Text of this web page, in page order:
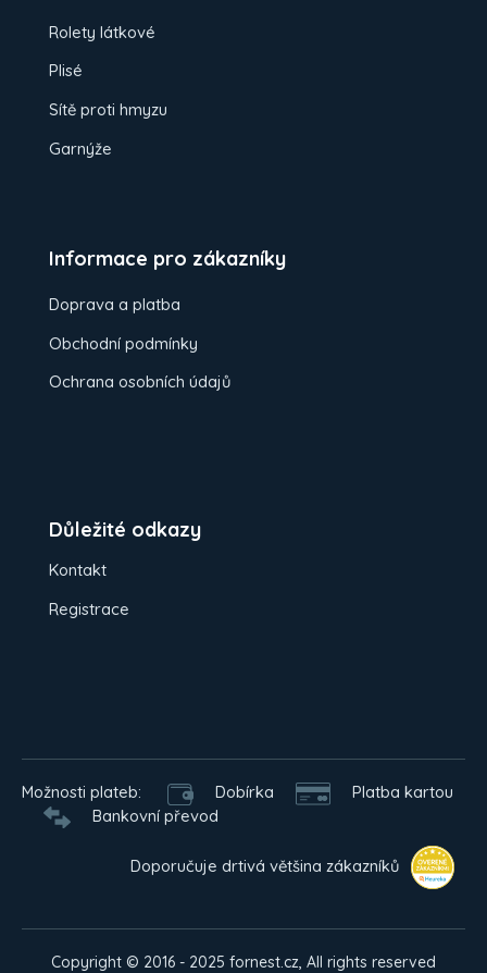
Rolety látkové
Plisé
Sítě proti hmyzu
Garnýže
Informace pro zákazníky
Doprava a platba
Obchodní podmínky
Ochrana osobních údajů
Důležité odkazy
Kontakt
Registrace
Možnosti plateb: Dobírka
Platba kartou
Bankovní převod
Doporučuje drtivá většina zákazníků
Copyright © 2016 - 2025 fornest.cz, All rights reserved